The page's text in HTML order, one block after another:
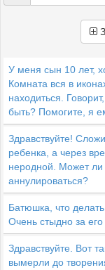
У меня сын 10 лет,
Комната вся в
находиться.
быть? Помогите, я
Здравствуйте!
ребенка, а через
неродной. Может ли
аннулироваться?
Батюшка, что
Очень стыдно за
Здравствуйте. Вот
вымерли до